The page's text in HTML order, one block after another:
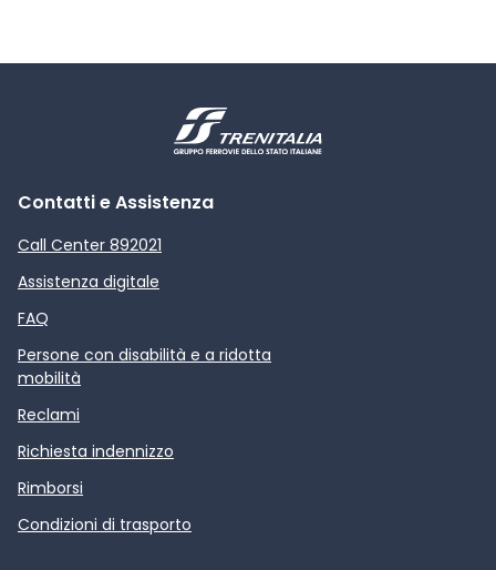
Contatti e Assistenza
Call Center 892021
Assistenza digitale
FAQ
Persone con disabilità e a ridotta
mobilità
Reclami
Richiesta indennizzo
Rimborsi
Condizioni di trasporto